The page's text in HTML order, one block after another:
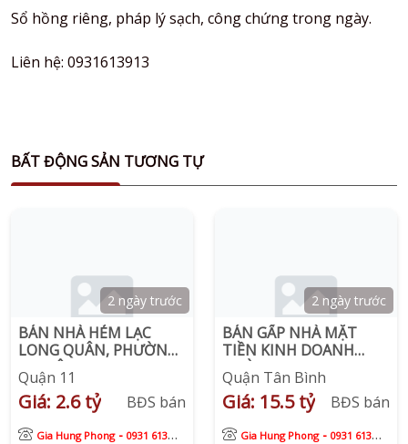
Sổ hồng riêng, pháp lý sạch, công chứng trong ngày.
Liên hệ: 0931613913
BẤT ĐỘNG SẢN TƯƠNG TỰ
2 ngày trước
BÁN NHÀ HẺM LẠC
LONG QUÂN, PHƯỜNG
5, QUẬN 11
Quận 11
Giá: 2.6 tỷ BĐS bán
Gia Hung Phong- 0931 613
2 ngày trước
BÁN GẤP NHÀ MẶT
TIỀN KINH DOANH
ĐƯỜNG BA GIA , NGAY
CHỢ VẢI TÂN BÌNH
Quận Tân Bình
Giá: 15.5 tỷ BĐS bán
Gia Hung Phong- 0931 613